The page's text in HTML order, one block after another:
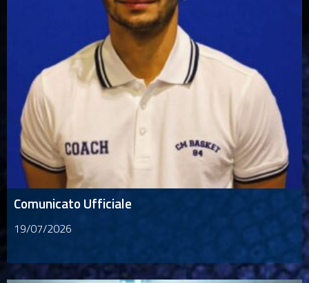
Comunicato Ufficiale
19/07/2026